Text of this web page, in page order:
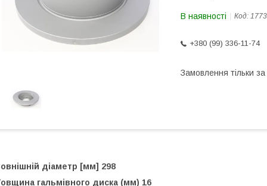
В наявності Код:
+380 (99) 336-11-74
Замовлення тільки
діаметр [мм] 298
гальмівного диска (мм) 16